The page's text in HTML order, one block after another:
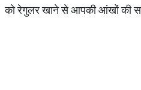
को रेगुलर खाने से आपकी आंखों की